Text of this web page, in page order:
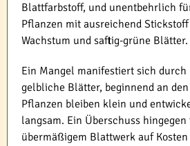
Blattfarbstoff, und unentbehrlich
Pflanzen mit ausreichend
Wachstum und saftig-grüne Blätter.
Ein Mangel manifestiert sich
gelbliche Blätter, beginnend an
Pflanzen bleiben klein und
langsam. Ein Überschuss
übermäßigem Blattwerk auf